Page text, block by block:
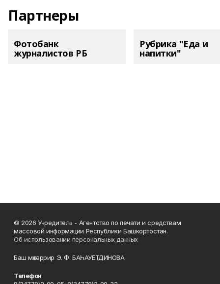
Партнеры
Фотобанк
журналистов РБ
Рубрика "Еда и
напитки"
© 2026 Учредитель - Агентство по печати и средствам
массовой информации Республики Башкортостан.
Об использовании персональных данных
Баш мөхәррир Э. Ф. БАҺАУЕТДИНОВА
Телефон